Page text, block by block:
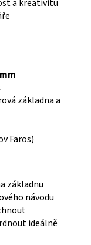
a kreativitu
základna a
Faros)
základnu
návodu
ideálně